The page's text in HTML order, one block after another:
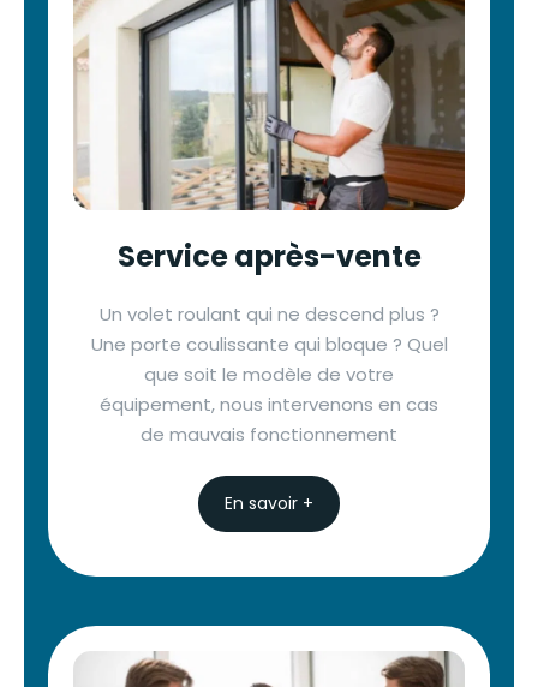
Service après-vente
Un volet roulant qui ne descend plus ?
Une porte coulissante qui bloque ? Quel
que soit le modèle de votre
équipement, nous intervenons en cas
de mauvais fonctionnement
En savoir +